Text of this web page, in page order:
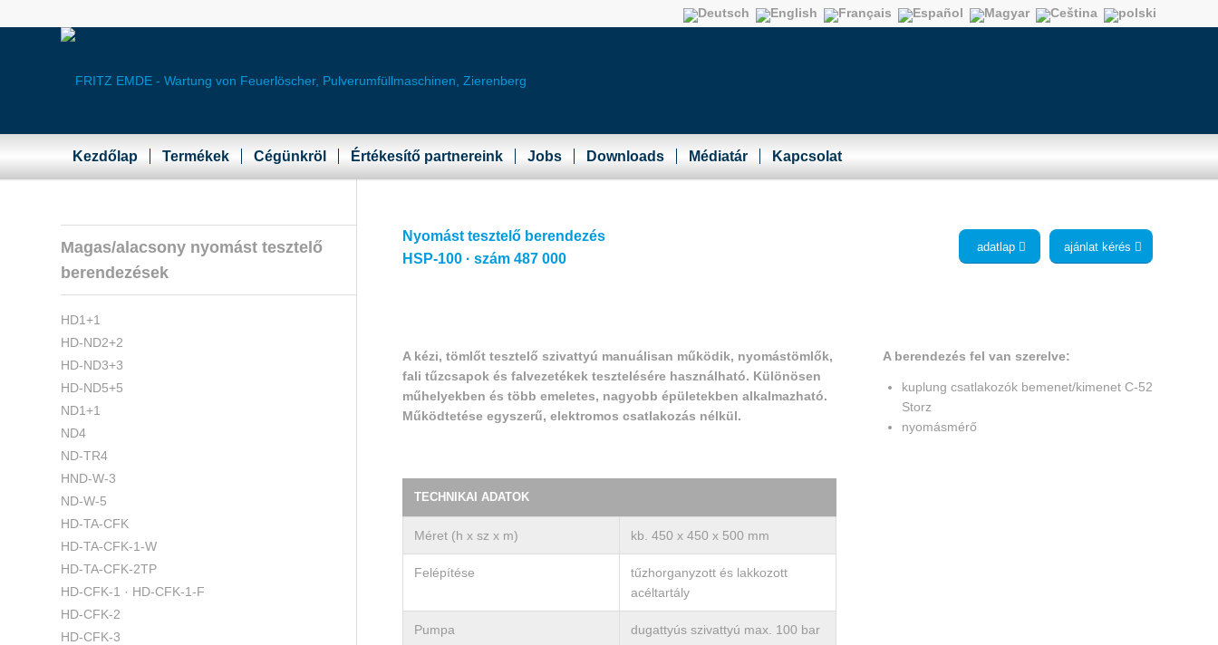
Kezdőlap Termékek Cégünkröl Értékesítő partnereink Jobs Downloads Médiatár Kapcsolat
Nyomást tesztelő berendezés
HSP-100 · szám 487 000
ajánlat kérés
adatlap
A kézi, tömlőt tesztelő szivattyú manuálisan működik, nyomástömlők,
fali tűzcsapok és falvezetékek tesztelésére használható. Különösen
műhelyekben és több emeletes, nagyobb épületekben alkalmazható.
Működtetése egyszerű, elektromos csatlakozás nélkül.
TECHNIKAI ADATOK
Méret (h x sz x m) kb. 450 x 450 x 500 mm
Felépítése
tűzhorganyzott és lakkozott
acéltartály
Pumpa dugattyús szivattyú max. 100 bar
A berendezés fel van szerelve:
kuplung csatlakozók bemenet/kimenet C-52
Storz
nyomásmérő
Magas/alacsony nyomást tesztelő
berendezések
HD1+1
HD-ND2+2
HD-ND3+3
HD-ND5+5
ND1+1
ND4
ND-TR4
HND-W-3
ND-W-5
HD-TA-CFK
HD-TA-CFK-1-W
HD-TA-CFK-2TP
HD-CFK-1 · HD-CFK-1-F
HD-CFK-2
HD-CFK-3